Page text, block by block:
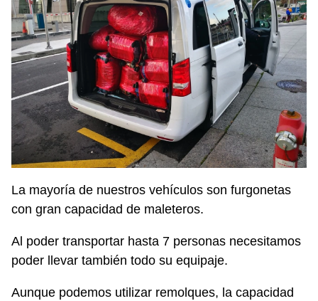
La mayoría de nuestros vehículos son furgonetas
con gran capacidad de maleteros.
Al poder transportar hasta 7 personas necesitamos
poder llevar también todo su equipaje.
Aunque podemos utilizar remolques, la capacidad